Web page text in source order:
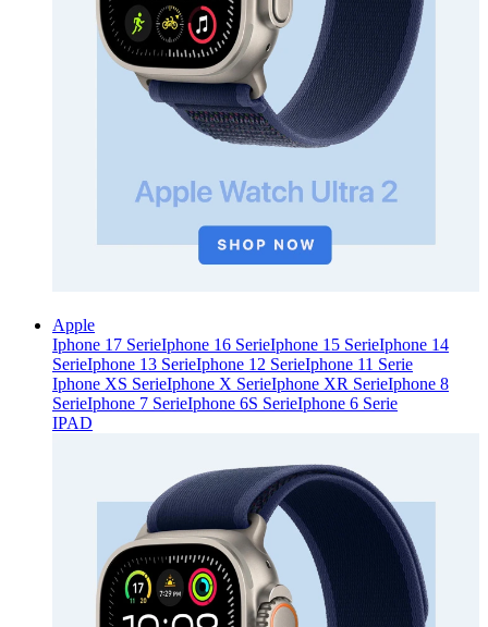
Apple
Iphone 17 SerieIphone 16 SerieIphone 15 SerieIphone 14
SerieIphone 13 SerieIphone 12 SerieIphone 11 Serie
Iphone XS SerieIphone X SerieIphone XR SerieIphone 8
SerieIphone 7 SerieIphone 6S SerieIphone 6 Serie
IPAD